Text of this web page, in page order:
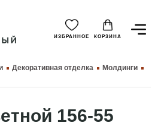
ИЗБРАННОЕ КОРЗИНА
Декоративная отделка
Молдинги
156-55